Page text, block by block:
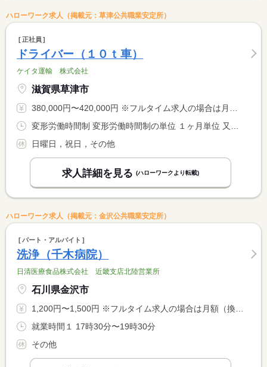
ハローワーク求人（掲載元：草津公共職業安定所）
正社員
ドライバー（１０ｔ車）
ケイタ運輸 株式会社
滋賀県草津市
380,000円〜420,000円 ※フルタイム求人の場合は月額（換算額）、パート求人の場合は時間額を表示しています。
日曜日，祝日，その他
求人詳細を見る (ハローワークより転載)
ハローワーク求人（掲載元：金沢公共職業安定所）
パート・アルバイト
洗浄（千木病院）
日清医療食品株式会社 近畿支店北陸営業所
石川県金沢市
1,200円〜1,500円 ※フルタイム求人の場合は月額（換算額）、パート求人の場合は時間額を表示しています。
就業時間１ 17時30分〜19時30分
その他